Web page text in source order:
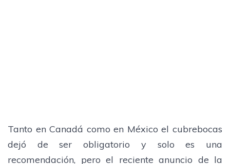
Tanto en Canadá como en México el cubrebocas
dejó de ser obligatorio y solo es una
recomendación, pero el reciente anuncio de la